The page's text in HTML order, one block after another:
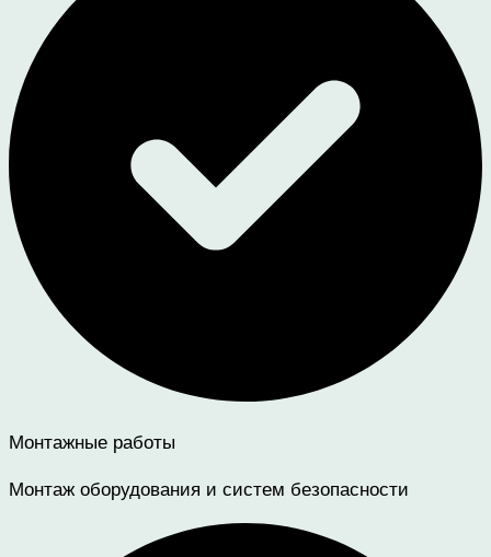
Монтажные работы
Монтаж оборудования и систем безопасности